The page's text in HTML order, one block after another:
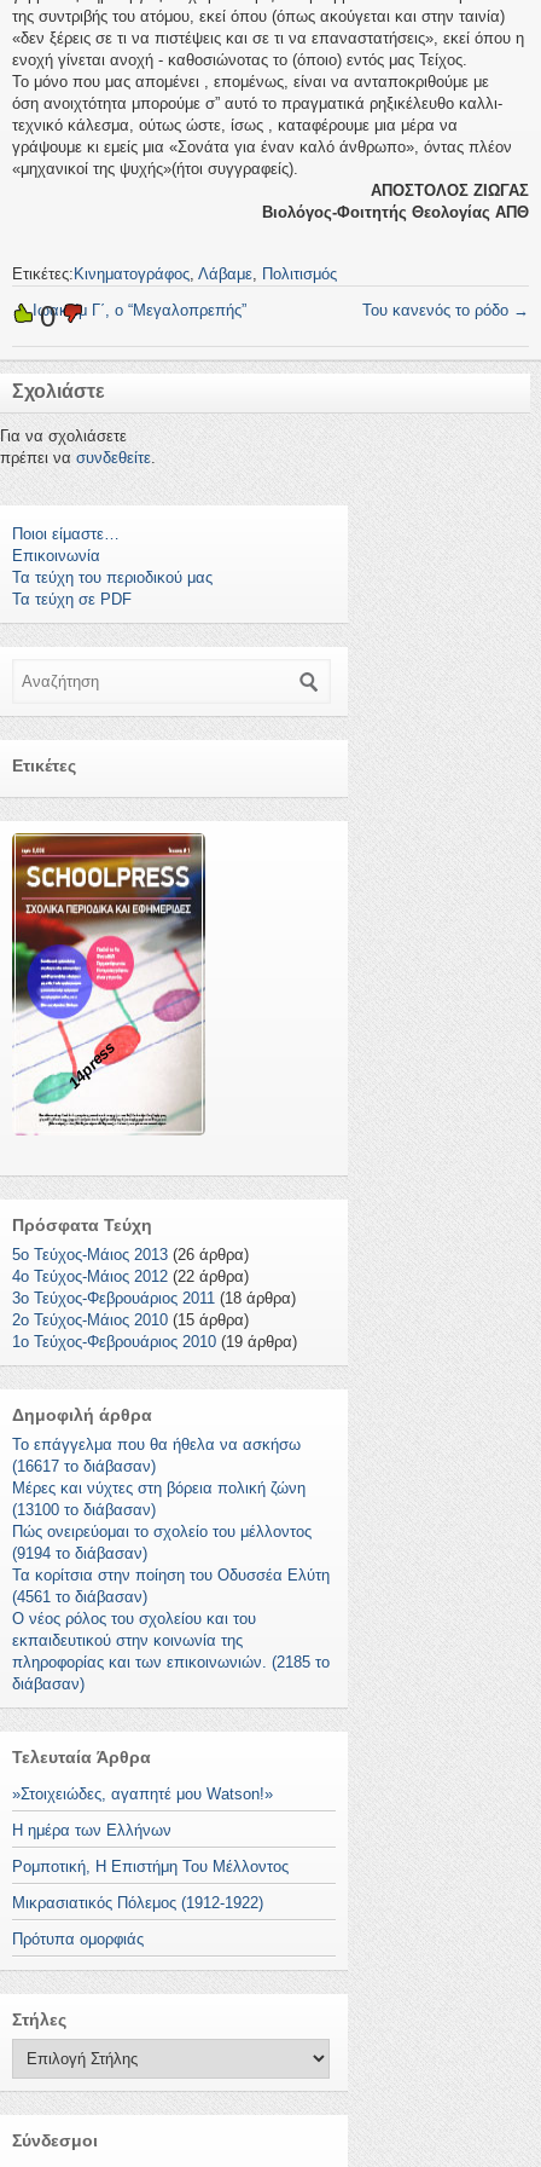
της συντριβής του ατόμου, εκεί όπου (όπως ακούγεται και στην ταινία)
«δεν ξέρεις σε τι να πιστέψεις και σε τι να επαναστατήσεις», εκεί όπου η
ενοχή γίνεται ανοχή - καθοσιώνοτας το (όποιο) εντός μας Τείχος.
Το μόνο που μας απομένει , επομένως, είναι να ανταποκριθούμε με
όση ανοιχτότητα μπορούμε σ” αυτό το πραγματικά ρηξικέλευθο καλλι-
τεχνικό κάλεσμα, ούτως ώστε, ίσως , καταφέρουμε μια μέρα να
γράψουμε κι εμείς μια «Σονάτα για έναν καλό άνθρωπο», όντας πλέον
«μηχανικοί της ψυχής»(ήτοι συγγραφείς).
ΑΠΟΣΤΟΛΟΣ ΖΙΩΓΑΣ
Βιολόγος-Φοιτητής Θεολογίας ΑΠΘ
Ετικέτες: Κινηματογράφος Λάβαμε
Πολιτισμός
←Ιωακείμ Γ΄, ο “Μεγαλοπρεπής” Του κανενός το ρόδο →
0
Σχολιάστε
Για να σχολιάσετε
πρέπει να συνδεθείτε
Ποιοι είμαστε…
Επικοινωνία
Τα τεύχη του περιοδικού μας
Τα τεύχη σε PDF
Ετικέτες
14press
Πρόσφατα Τεύχη
5ο Τεύχος-Μάιος 2013 (26 άρθρα)
4ο Τεύχος-Μάιος 2012 (22 άρθρα)
3ο Τεύχος-Φεβρουάριος 2011 (18 άρθρα)
2ο Τεύχος-Μάιος 2010 (15 άρθρα)
1o Τεύχος-Φεβρουάριος 2010 (19 άρθρα)
Δημοφιλή άρθρα
Το επάγγελμα που θα ήθελα να ασκήσω
(16617 το διάβασαν)
Μέρες και νύχτες στη βόρεια πολική ζώνη
(13100 το διάβασαν)
Πώς ονειρεύομαι το σχολείο του μέλλοντος
(9194 το διάβασαν)
Τα κορίτσια στην ποίηση του Οδυσσέα Ελύτη
(4561 το διάβασαν)
Ο νέος ρόλος του σχολείου και του
εκπαιδευτικού στην κοινωνία της
πληροφορίας και των επικοινωνιών. (2185 το
διάβασαν)
Τελευταία Άρθρα
»Στοιχειώδες, αγαπητέ μου Watson!»
Η ημέρα των Ελλήνων
Ρομποτική, Η Επιστήμη Του Μέλλοντος
Μικρασιατικός Πόλεμος (1912-1922)
Πρότυπα ομορφιάς
Στήλες
Σύνδεσμοι